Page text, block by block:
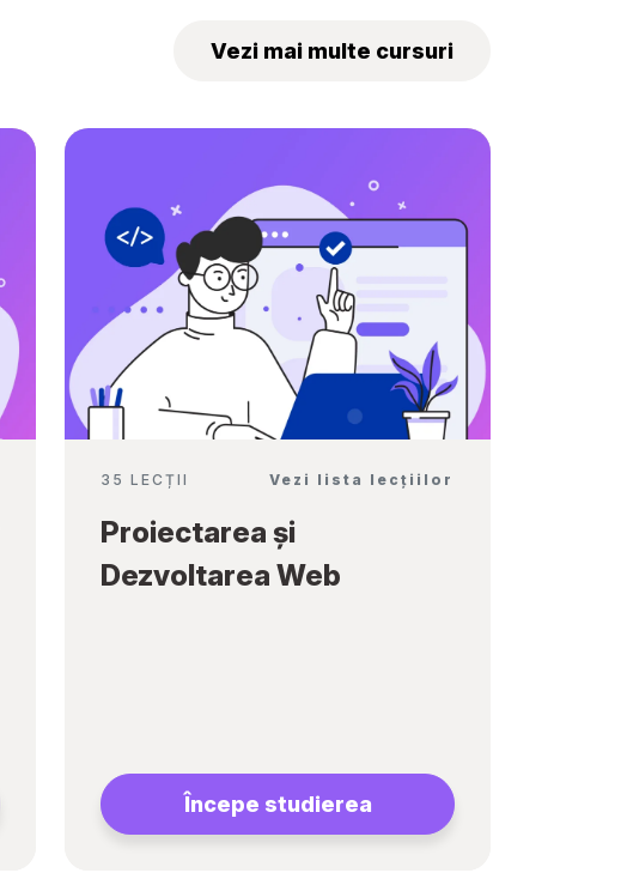
„Tekwill JuniorVezi mai multe cursuri
35 LECȚII Vezi lista lecțiilor
Proiectarea și
Dezvoltarea Web
Începe studierea